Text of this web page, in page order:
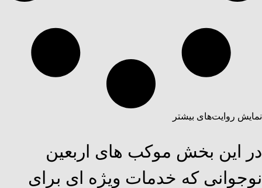
نمایش روایت‌های بیشتر
در این بخش موکب های اربعین
نوجوانی که خدمات ویژه ای برای